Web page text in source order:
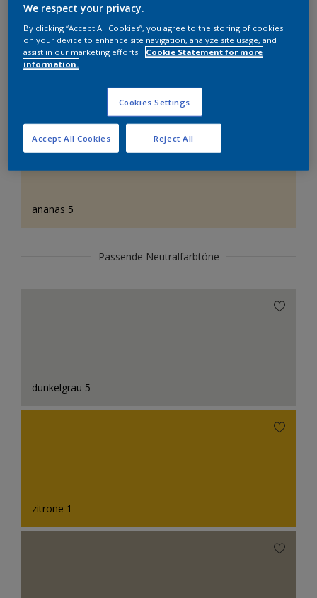
FARBAUSWAHL
ananas 5
Passende Neutralfarbtöne
dunkelgrau 5
zitrone 1
We respect your privacy.
By clicking “Accept All Cookies”, you agree to the storing of cookies
on your device to enhance site navigation, analyze site usage, and
assist in our marketing efforts.
Cookie Statement for more
information.
Cookies Settings
Reject All
Accept All Cookies